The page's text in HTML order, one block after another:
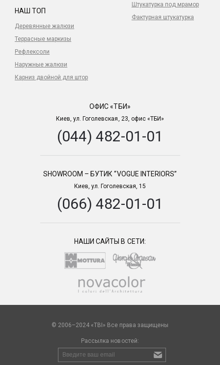
Штукатурка под мрамор
Фактурная штукатурка
НАШ ТОП
Деревянные жалюзи
Террасные маркизы
Рефлексоли
Наружные жалюзи
Карниз двойной для штор
ОФИС «ТБИ»
Киев, ул. Гоголевская, 23, офис «ТБИ»
(044) 482-01-01
SHOWROOM – БУТИК “VOGUE INTERIORS”
Киев, ул. Гоголевская, 15
(066) 482-01-01
НАШИ САЙТЫ В СЕТИ:
© 2006–2024 «TBI» Все права защищены
Рассылка новостей: